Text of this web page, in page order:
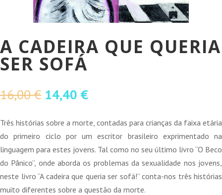
A CADEIRA QUE QUERIA
SER SOFÁ
16,00€ O
original
era:
16,00 €.
14,40 €O
atual
é:
14,40 €.
Três histórias sobre a morte, contadas para crianças da faixa etária
do primeiro ciclo por um escritor brasileiro exprimentado na
linguagem para estes jovens. Tal como no seu último livro “O Beco
do Pânico”, onde aborda os problemas da sexualidade nos jovens,
neste livro “A cadeira que queria ser sofá!” conta-nos três histórias
muito diferentes sobre a questão da morte.